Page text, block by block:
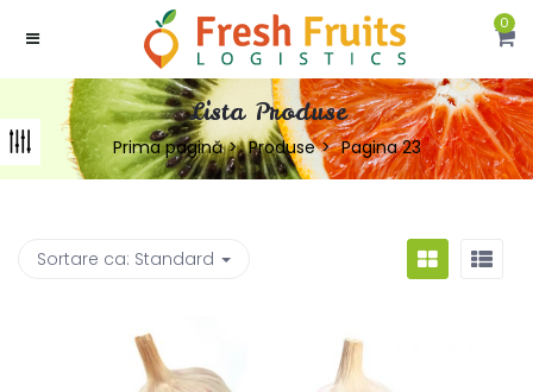
0
Lista Produse
Prima pagină Produse Pagina 23
Sortare ca: Standard